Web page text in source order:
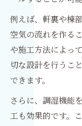
例えば、軒裏や棟
空気の流れを作る
や施工方法によっ
切な設計を行うこ
できます。
さらに、調湿機能
工も効果的です。